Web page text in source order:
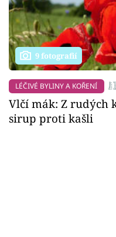
9 fotografií
LÉČIVÉ BYLINY A KOŘENÍ
Vlčí mák: Z rudých
sirup proti kašli